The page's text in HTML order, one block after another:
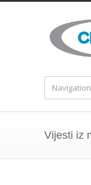
Vijesti iz